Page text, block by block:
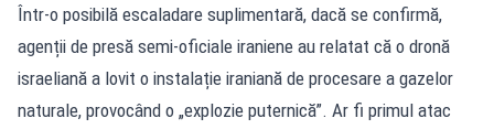
Într-o posibilă escaladare suplimentară, dacă se confirmă,
agenții de presă semi-oficiale iraniene au relatat că o dronă
israeliană a lovit o instalație iraniană de procesare a gazelor
naturale, provocând o „explozie puternică”. Ar fi primul atac